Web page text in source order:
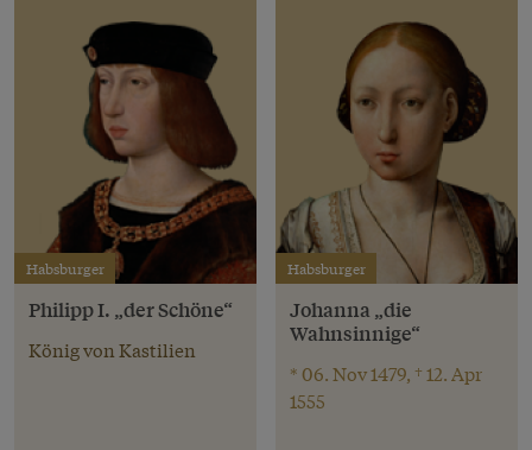
Habsburger
Philipp I. „der Schöne“
König von Kastilien
Habsburger
Johanna „die
Wahnsinnige“
* 06. Nov 1479, † 12. Apr
1555